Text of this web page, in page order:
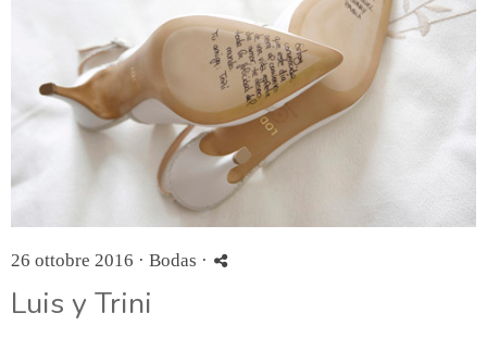
26 ottobre 2016 · Bodas ·
Luis y Trini